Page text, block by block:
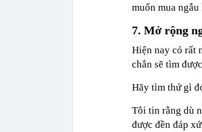
muốn mua
7. Mở rộng
Hiện nay có rất
chắn sẽ tìm
Hãy tìm thứ gì
Tôi tin rằng dù
được đền đáp